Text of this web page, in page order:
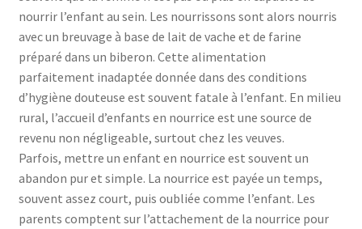
nourrir l’enfant au sein. Les nourrissons sont alors nourris
avec un breuvage à base de lait de vache et de farine
préparé dans un biberon. Cette alimentation
parfaitement inadaptée donnée dans des conditions
d’hygiène douteuse est souvent fatale à l’enfant. En milieu
rural, l’accueil d’enfants en nourrice est une source de
revenu non négligeable, surtout chez les veuves.
Parfois, mettre un enfant en nourrice est souvent un
abandon pur et simple. La nourrice est payée un temps,
souvent assez court, puis oubliée comme l’enfant. Les
parents comptent sur l’attachement de la nourrice pour